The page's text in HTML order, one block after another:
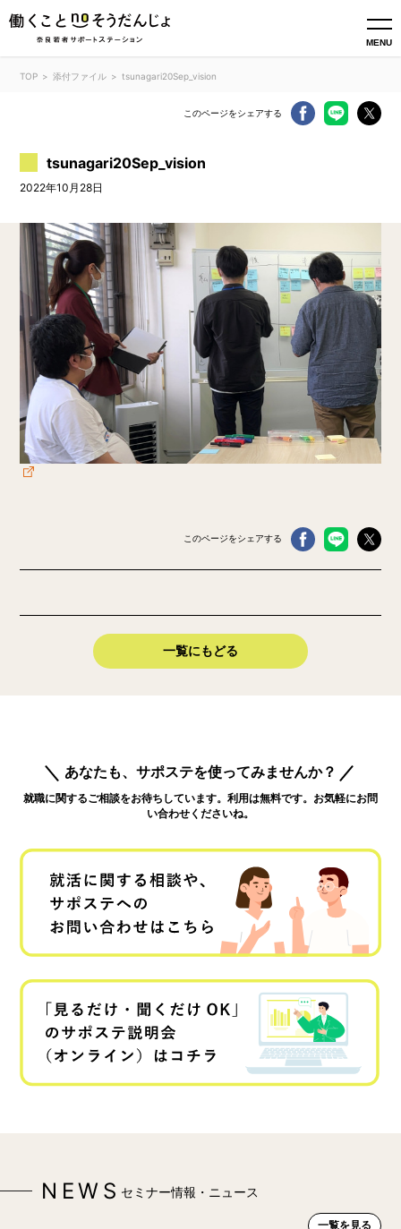
MENU
TOP 添付ファイル tsunagari20Sep_vision
このページをシェアする
tsunagari20Sep_vision
2022年10月28日
このページをシェアする
一覧にもどる
あなたも、サポステを使ってみませんか？
就職に関するご相談をお待ちしています。利用は無料です。お気軽にお問
い合わせくださいね。
NEWS セミナー情報・ニュース
一覧を見る